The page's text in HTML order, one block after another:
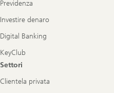
Previdenza
Investire denaro
Digital Banking
KeyClub
Settori
Clientela privata